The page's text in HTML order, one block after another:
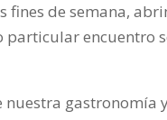
de semana,
particular encuentro
nuestra gastronomía